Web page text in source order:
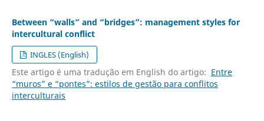
Between “walls” and “bridges”: management styles for
intercultural conflict
INGLES (English)
Este artigo é uma tradução em English do artigo: Entre
“muros” e “pontes”: estilos de gestão para conflitos
interculturais